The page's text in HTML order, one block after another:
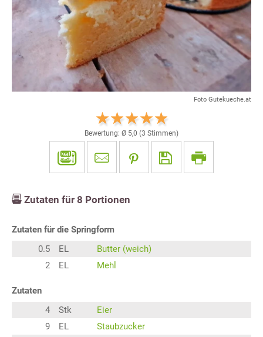
Foto Gutekueche.at
Bewertung: Ø 5,0 (3 Stimmen)
Zutaten für 8 Portionen
Zutaten für die Springform
0.5
EL
Butter (weich)
2
EL Mehl
Zutaten
4
Stk
Eier
9
EL
Staubzucker